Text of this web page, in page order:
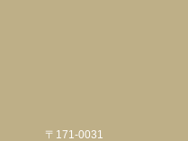
〒171-0031